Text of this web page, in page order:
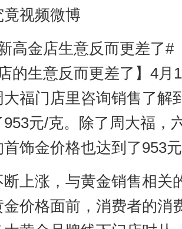
视频微博
高金店生意反而更差了#
的生意反而更差了】4月
福门店里咨询销售了解
953元/克。除了周大福，
首饰金价格也达到了953
上涨，与黄金销售相关
价格面前，消费者的消